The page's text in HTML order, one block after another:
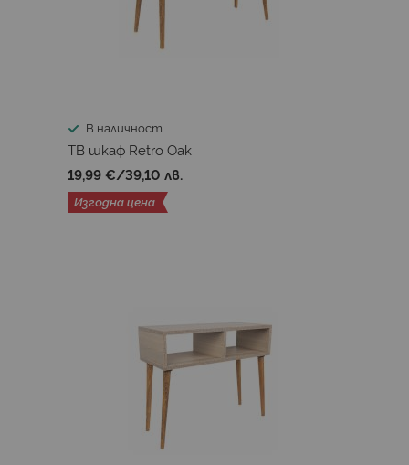
В наличност
ТВ шкаф Retro Oak
19,99 €/39,10 лв.
Изгодна цена